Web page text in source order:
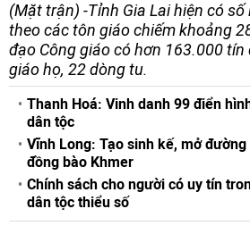
(Mặt trận) -Tỉnh Gia Lai hiện có
theo các tôn giáo chiếm khoảng
đạo Công giáo có hơn 163.000 tín
giáo họ, 22 dòng tu.
Thanh Hoá: Vinh danh 99 điển
dân tộc
Vĩnh Long: Tạo sinh kế, mở
đồng bào Khmer
Chính sách cho người có uy tín
dân tộc thiểu số